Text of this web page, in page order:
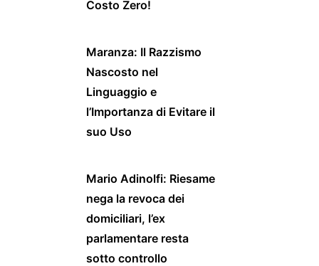
Costo Zero!
Maranza: Il Razzismo
Nascosto nel
Linguaggio e
l’Importanza di Evitare il
suo Uso
Mario Adinolfi: Riesame
nega la revoca dei
domiciliari, l’ex
parlamentare resta
sotto controllo